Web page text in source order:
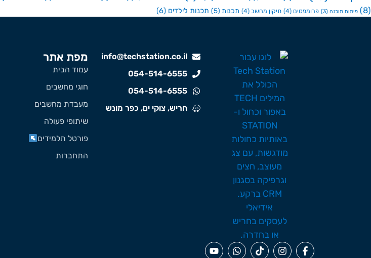
(8)
פיתוח תוכנה (3) פרומפטים (4) תיקון מחשב (4) תכנות (5) תכנות לילדים (6)
info@techstation.co.il
054-514-6555
054-514-6555
חריש, צוקי ים, כפר מונש
מפת אתר
עמוד הבית
חוגי מחשבים
מעבדת מחשבים
שיתופי פעולה
פורטל תלמידים
התחברות